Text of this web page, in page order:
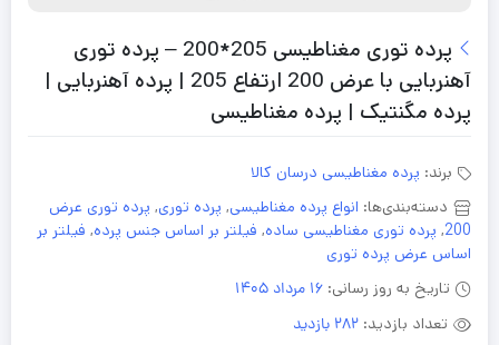
پرده توری مغناطیسی 205*200 – پرده توری
آهنربایی با عرض 200 ارتفاع 205 | پرده آهنربایی |
پرده مگنتیک | پرده مغناطیسی
برند: پرده مغناطیسی درسان کالا
دسته‌بندی‌ها: انواع پرده مغناطیسی, پرده توری, پرده توری عرض
200
, پرده توری مغناطیسی ساده, فیلتر بر اساس جنس پرده, فیلتر بر
اساس عرض پرده توری
تاریخ به روز رسانی: 16 مرداد 1405
تعداد بازدید: 282 بازدید